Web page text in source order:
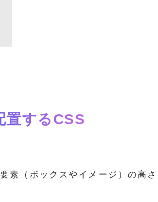
置するCSS
素（ボックスやイメージ）の高